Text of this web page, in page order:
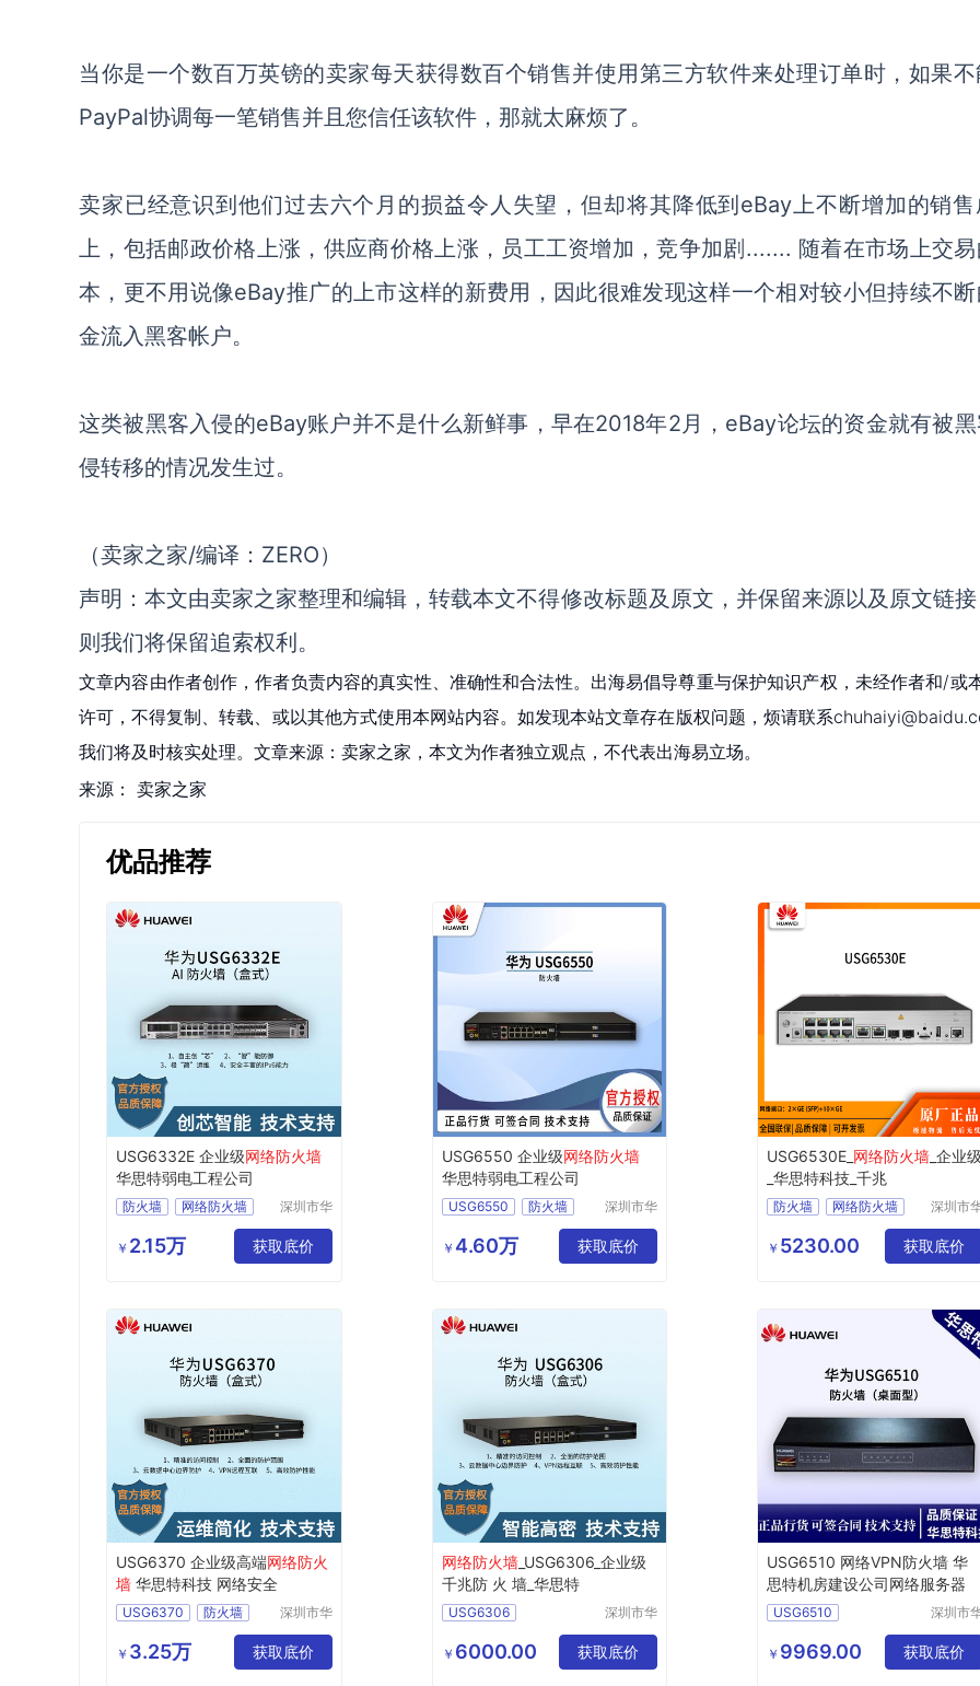
当你是一个数百万英镑的卖家每天获得数百个销售并使用第三方软件来处理订单时，如果不
PayPal协调每一笔销售并且您信任该软件，那就太麻烦了。
卖家已经意识到他们过去六个月的损益令人失望，但却将其降低到eBay上不断增加的销售
上，包括邮政价格上涨，供应商价格上涨，员工工资增加，竞争加剧....... 随着在市场上交
本，更不用说像eBay推广的上市这样的新费用，因此很难发现这样一个相对较小但持续不
金流入黑客帐户。
这类被黑客入侵的eBay账户并不是什么新鲜事，早在2018年2月，eBay论坛的资金就有被黑
侵转移的情况发生过。
（卖家之家/编译：ZERO）
声明：本文由卖家之家整理和编辑，转载本文不得修改标题及原文，并保留来源以及原文链
则我们将保留追索权利。
文章内容由作者创作，作者负责内容的真实性、准确性和合法性。出海易倡导尊重与保护知识产权，未经作者和/或
许可，不得复制、转载、或以其他方式使用本网站内容。如发现本站文章存在版权问题，烦请联系
我们将及时核实处理。文章来源：卖家之家，本文为作者独立观点，不代表出海易立场。
来源： 卖家之家
优品推荐
USG6332E 企业级网络防火墙
华思特弱电工程公司
防火墙
网络防火墙
服务器防火墙
深圳市华
有限公司
￥ 2.15万 获取底价
USG6550 企业级网络防火墙
华思特弱电工程公司
USG6550
防火墙
下一代防火墙
深圳市华
有限公司
￥ 4.60万 获取底价
USG6530E_ 网络防火墙 _企业级
_华思特科技_千兆
防火墙
网络防火墙
USG6530E
深圳市
有限公司
￥ 5230.00 获取底价
USG6370 企业级高端网络防火
墙 华思特科技 网络安全
USG6370
防火墙
下一代防火墙
深圳市华
有限公司
￥ 3.25万 获取底价
网络防火墙_USG6306_企业级
千兆防 火 墙_华思特
USG6306
下一代防火墙
深圳市华
有限公司
￥ 6000.00 获取底价
USG6510 网络VPN防火墙 华
思特机房建设公司网络服务器
USG6510
网络防火墙
防火墙
深圳市
有限公司
￥ 9969.00 获取底价